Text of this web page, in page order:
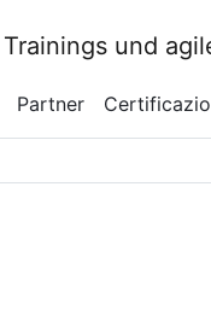
Partner